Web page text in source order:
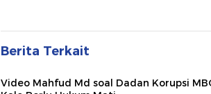
Berita Terkait
Video Mahfud Md soal Dadan Korupsi